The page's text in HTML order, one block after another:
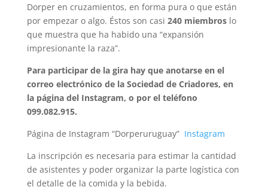
Dorper en cruzamientos, en forma pura o que están
por empezar o algo. Éstos son casi 240 miembroslo
que muestra que ha habido una “expansión
impresionante la raza”.
Para participar de la gira hay que anotarse en el
correo electrónico de la Sociedad de Criadores, en
la página del Instagram, o por el teléfono
099.082.915.
Página de Instagram “Dorperuruguay” Instagram
La inscripción es necesaria para estimar la cantidad
de asistentes y poder organizar la parte logística con
el detalle de la comida y la bebida.